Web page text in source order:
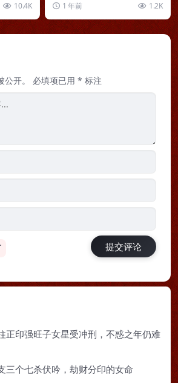
10.4K
境开始有所好转。小时...
1 年前 1.2K
开。 必填项已用 * 标注
正印强旺子女星受冲刑，不惑之年仍难
三个七杀伏吟，劫财分印的女命